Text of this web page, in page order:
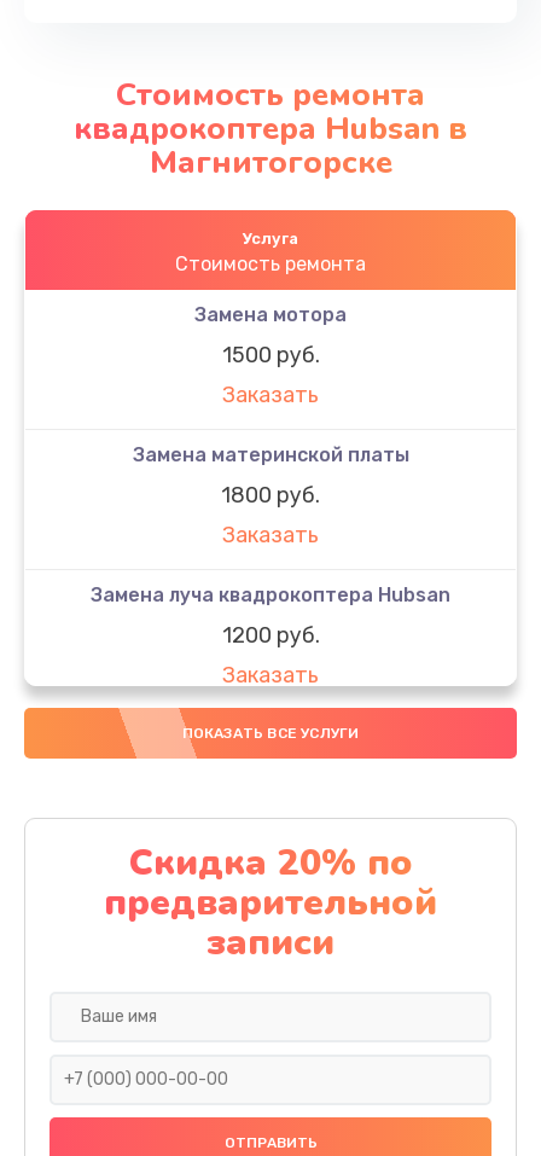
Стоимость ремонта
квадрокоптера Hubsan в
Магнитогорске
Услуга
Стоимость ремонта
Замена мотора
1500 руб.
Заказать
Замена материнской платы
1800 руб.
Заказать
Замена луча квадрокоптера Hubsan
1200 руб.
Заказать
Замена GPS-модуля
Заказать
Настройка шифрования Wi-Fi
1000 руб.
Заказать
Установка антенны пульта
ПОКАЗАТЬ ВСЕ УСЛУГИ
Скидка 20% по
предварительной
записи